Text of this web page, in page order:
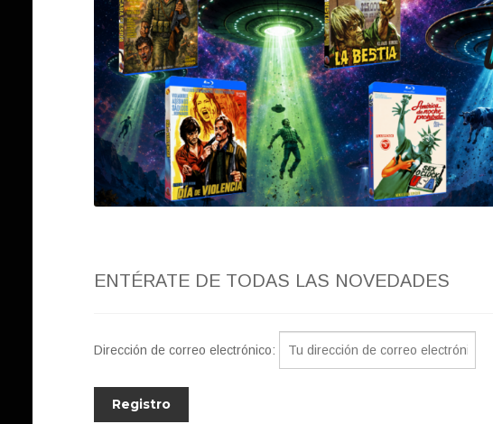
ENTÉRATE DE TODAS LAS NOVEDADES
Dirección de correo electrónico: